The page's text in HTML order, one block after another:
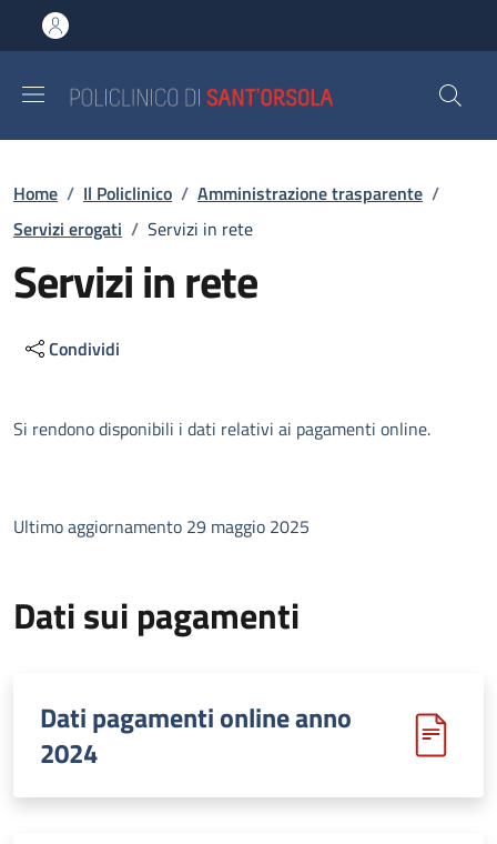
al contenuto principale
to footer content
Briciole di pane
Home / Il Policlinico / Amministrazione trasparente /
Servizi erogati / Servizi in rete
Servizi in rete
Condividi
Descrizione
Si rendono disponibili i dati relativi ai pagamenti online.
Ultimo aggiornamento 29 maggio 2025
Dati sui pagamenti
Dati pagamenti online anno
2024